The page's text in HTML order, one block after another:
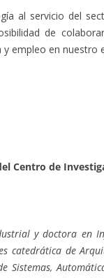
al servicio del
de
y empleo en nuestro
Centro de
y doctora en
catedrática de
Sistemas,